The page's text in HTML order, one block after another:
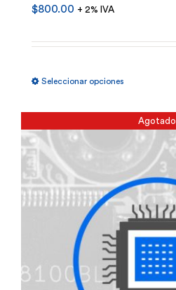
$800.00 + 2% IVA
Seleccionar opciones
tiene
múltiples
variantes.
Las
opciones
se
pueden
elegir
Agotado